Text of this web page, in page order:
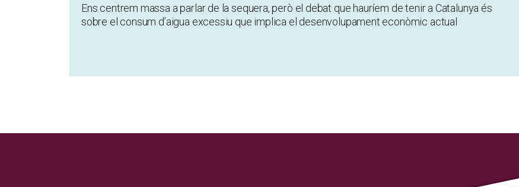
Ens centrem massa a parlar de la sequera, però el debat que hauríem de tenir a Catalunya és
sobre el consum d’aigua excessiu que implica el desenvolupament econòmic actual